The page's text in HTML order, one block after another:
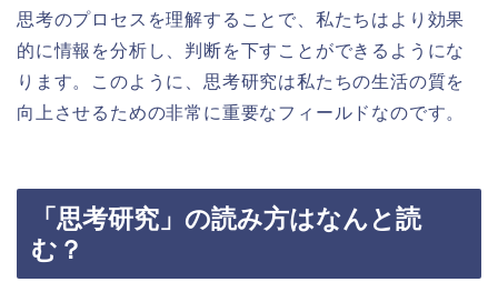
思考のプロセスを理解することで、私たちはより効果
的に情報を分析し、判断を下すことができるようにな
ります。このように、思考研究は私たちの生活の質を
向上させるための非常に重要なフィールドなのです。
「思考研究」の読み方はなんと読
む？